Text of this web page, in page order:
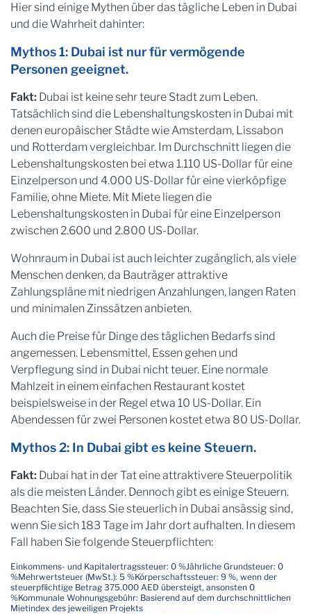
Hier sind einige Mythen über das tägliche Leben in Dubai
und die Wahrheit dahinter:
Mythos 1: Dubai ist nur für vermögende
Personen geeignet.
Fakt: Dubai ist keine sehr teure Stadt zum Leben.
Tatsächlich sind die Lebenshaltungskosten in Dubai mit
denen europäischer Städte wie Amsterdam, Lissabon
und Rotterdam vergleichbar. Im Durchschnitt liegen die
Lebenshaltungskosten bei etwa 1.110 US-Dollar für eine
Einzelperson und 4.000 US-Dollar für eine vierköpfige
Familie, ohne Miete. Mit Miete liegen die
Lebenshaltungskosten in Dubai für eine Einzelperson
zwischen 2.600 und 2.800 US-Dollar.
Wohnraum in Dubai ist auch leichter zugänglich, als viele
Menschen denken, da Bauträger attraktive
Zahlungspläne mit niedrigen Anzahlungen, langen Raten
und minimalen Zinssätzen anbieten.
Auch die Preise für Dinge des täglichen Bedarfs sind
angemessen. Lebensmittel, Essen gehen und
Verpflegung sind in Dubai nicht teuer. Eine normale
Mahlzeit in einem einfachen Restaurant kostet
beispielsweise in der Regel etwa 10 US-Dollar. Ein
Abendessen für zwei Personen kostet etwa 80 US-Dollar.
Mythos 2: In Dubai gibt es keine Steuern.
Fakt: Dubai hat in der Tat eine attraktivere Steuerpolitik
als die meisten Länder. Dennoch gibt es einige Steuern.
Beachten Sie, dass Sie steuerlich in Dubai ansässig sind,
wenn Sie sich 183 Tage im Jahr dort aufhalten. In diesem
Fall haben Sie folgende Steuerpflichten:
Einkommens- und Kapitalertragssteuer: 0 %Jährliche Grundsteuer: 0
%Mehrwertsteuer (MwSt.): 5 %Körperschaftssteuer: 9 %, wenn der
steuerpflichtige Betrag 375.000 AED übersteigt, ansonsten 0
%Kommunale Wohnungsgebühr: Basierend auf dem durchschnittlichen
Mietindex des jeweiligen Projekts